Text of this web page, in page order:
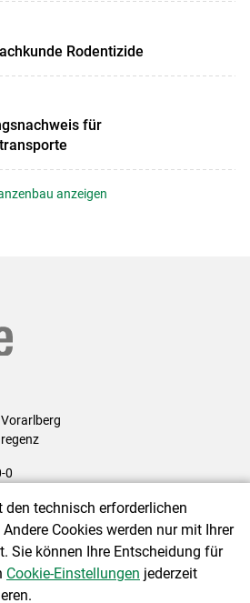
Rodentizide
für
anzeigen
0
|Barrierefreiheit|
den technisch erforderlichen
Cookies werden nur mit Ihrer
Sie können Ihre Entscheidung für
Cookie-Einstellungen jederzeit